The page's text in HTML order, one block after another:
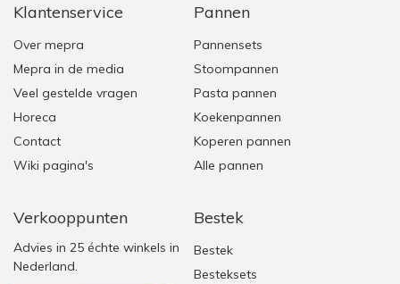
Klantenservice
Over mepra
Mepra in de media
Veel gestelde vragen
Horeca
Contact
Wiki pagina's
Verkooppunten
Advies in 25 échte winkels in
Nederland.
Pannen
Pannensets
Stoompannen
Pasta pannen
Koekenpannen
Koperen pannen
Alle pannen
Bestek
Bestek
Besteksets